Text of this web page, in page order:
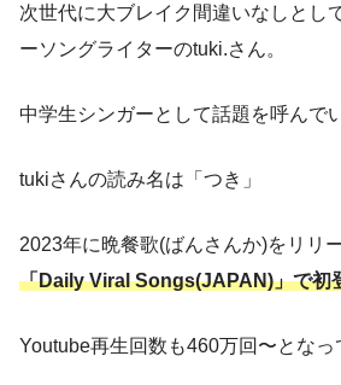
次世代に大ブレイク間違いなしとし
ーソングライターのtuki.さん。
中学生シンガーとして話題を呼んで
tukiさんの読み名は「つき」
2023年に晩餐歌(ばんさんか)をリリー
「Daily Viral Songs(JAPAN)」で初
Youtube再生回数も460万回〜となっ